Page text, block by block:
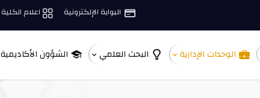
البوابة الإلكترونية اعلام الكلية
الوحدات الإدارية البحث العلمي الشؤون الأكاديمية